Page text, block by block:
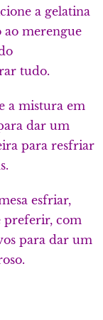
a gelatina
ao merengue
tudo.
a mistura em
dar um
para resfriar
esfriar,
preferir, com
para dar um